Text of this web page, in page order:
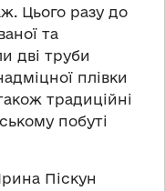
Цього разу до
та
дві труби
плівки
традиційні
побуті
Піскун